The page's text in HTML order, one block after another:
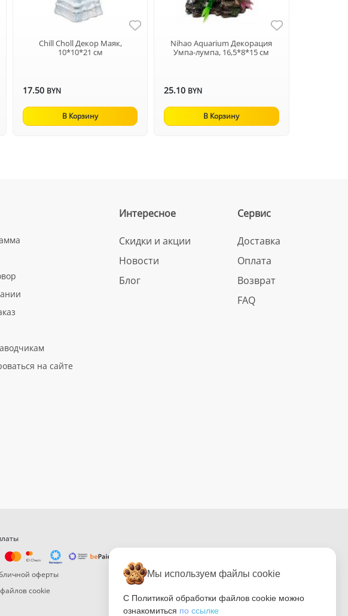
Chill Choll Декор Маяк,
10*10*21 см
17.50 BYN
В Корзину
Nihao Aquarium Декорация
Умпа-лумпа, 16,5*8*15 см
25.10 BYN
В Корзину
на сайте
Интересное
Скидки и акции
Новости
Блог
Сервис
Доставка
Оплата
Возврат
FAQ
оферты
cookie
Мы используем файлы cookie
С Политикой обработки файлов cookie можно
ознакомиться по ссылке